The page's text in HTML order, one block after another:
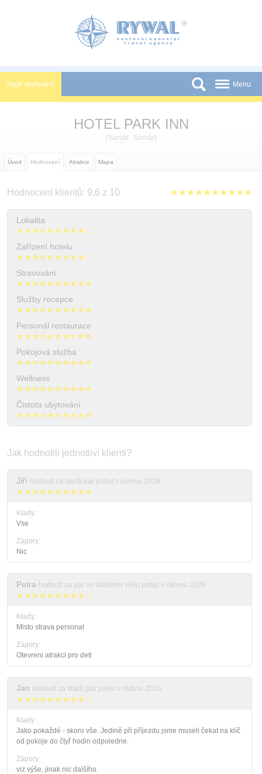
Najít ubytování
Partneři
Tištěné katalogy
Kontakt
Menu
HOTEL PARK INN
(Sárvár, Sárvár)
Úvod Hodnocení Atrakce Mapa
Hodnocení klientů: 9,6 z 10 ★★★★★★★★★★
Lokalita
★★★★★★★★★☆
Zařízení hotelu
★★★★★★★★★☆
Stravování
★★★★★★★★★★
Služby recepce
★★★★★★★★★★
Personál restaurace
★★★★★★★★★★
Pokojová služba
★★★★★★★★★★
Wellness
★★★★★★★★★★
Čistota ubytování
★★★★★★★★★★
Jak hodnotili jednotliví klienti?
Jiří hodnotí za starší pár pobyt v červnu 2026
★★★★★★★★★★
Klady:
Vse
Zápory:
Nic
Petra hodnotí za pár ve středním věku pobyt v červnu 2026
★★★★★★★★★☆
Klady:
Misto strava personal
Zápory:
Otevreni atrakci pro deti
Jan hodnotí za starší pár pobyt v dubnu 2026
★★★★★★★★★☆
Klady:
Jako pokaždé - skoro vše. Jedině při příjezdu jsme museli čekat na klíč
od pokoje do čtyř hodin odpoledne.
Zápory:
viz výše, jinak nic dalšího.